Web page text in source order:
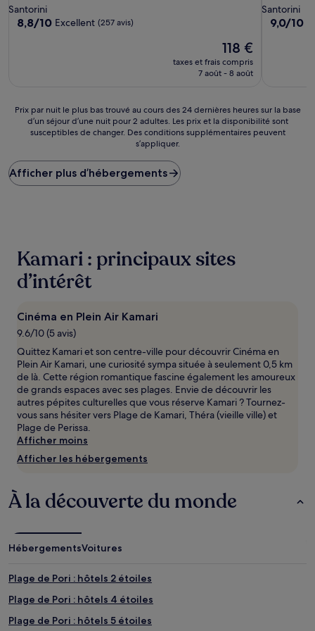
4.0 étoiles
Santorini
8.8
8,8/10 Excellent (257 avis)
Le
nouveau
prix
118 €
118 €
taxes et frais compris
7 août - 8 août
3.0 étoiles
Santorini
9.0
9,0/10
Prix
plus
bas
trouvé
heures
sur
base
séjour
nuit
pour
2 adultes.
Les
prix
disponibilité
sont
de
Des
conditions
Prix par nuit le plus bas trouvé au cours des 24 dernières heures sur la base
d’un séjour d’une nuit pour 2 adultes. Les prix et la disponibilité sont
susceptibles de changer. Des conditions supplémentaires peuvent
s’appliquer.
Afficher plus d’hébergements
Kamari : principaux sites
d’intérêt
Cinéma en Plein Air Kamari
9.6/10 (5 avis)
Quittez Kamari et son centre-ville pour découvrir Cinéma en
Plein Air Kamari, une curiosité sympa située à seulement 0,5 km
de là. Cette région romantique fascine également les amoureux
de grands espaces avec ses plages. Envie de découvrir les
autres pépites culturelles que vous réserve Kamari ? Tournez-
vous sans hésiter vers Plage de Kamari, Théra (vieille ville) et
Plage de Perissa.
Afficher moins
Afficher les hébergements
À la découverte du monde
HébergementsVoitures
Plage de Pori : hôtels 2 étoiles
Plage de Pori : hôtels 4 étoiles
Plage de Pori : hôtels 5 étoiles